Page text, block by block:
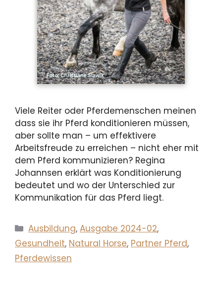
Viele Reiter oder Pferdemenschen meinen
dass sie ihr Pferd konditionieren müssen,
aber sollte man – um effektivere
Arbeitsfreude zu erreichen – nicht eher mit
dem Pferd kommunizieren? Regina
Johannsen erklärt was Konditionierung
bedeutet und wo der Unterschied zur
Kommunikation für das Pferd liegt.
Kategorien
Ausbildung,Ausgabe 2024-02,
Gesundheit, Natural Horse, Partner Pferd,
Pferdewissen